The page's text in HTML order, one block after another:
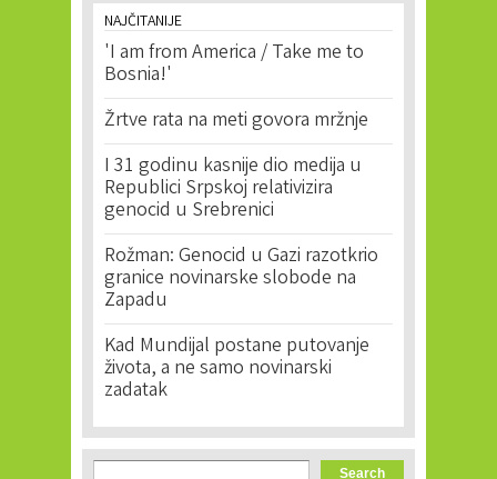
NAJČITANIJE
'I am from America / Take me to
Bosnia!'
Žrtve rata na meti govora mržnje
I 31 godinu kasnije dio medija u
Republici Srpskoj relativizira
genocid u Srebrenici
Rožman: Genocid u Gazi razotkrio
granice novinarske slobode na
Zapadu
Kad Mundijal postane putovanje
života, a ne samo novinarski
zadatak
Search